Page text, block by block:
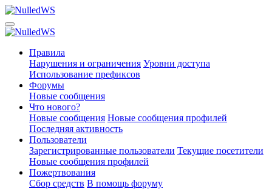
Правила
Нарушения и ограничения Уровни доступа
Использование префиксов
Форумы
Новые сообщения
Что нового?
Новые сообщения Новые сообщения профилей
Последняя активность
Пользователи
Зарегистрированные пользователи Текущие посетители
Новые сообщения профилей
Пожертвования
Сбор средств В помощь форуму